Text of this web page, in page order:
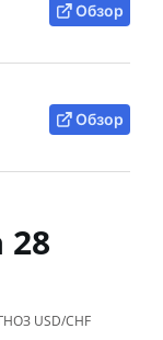
Обзор
Обзор
USD/CHF